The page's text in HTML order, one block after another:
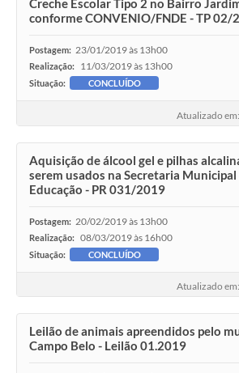
Creche Escolar Tipo 2 no Bairro
conforme CONVENIO/FNDE - TP 02/
Postagem: 23/01/2019 às 13h00
Realização: 11/03/2019 às 13h00
Situação: CONCLUÍDO
Atualizado
Aquisição de álcool gel e pilhas
serem usados na Secretaria Municipal
Educação - PR 031/2019
Postagem: 20/02/2019 às 13h00
Realização: 08/03/2019 às 16h00
Situação: CONCLUÍDO
Atualizado
Leilão de animais apreendidos pelo
Campo Belo - Leilão 01.2019